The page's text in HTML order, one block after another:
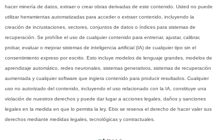
hacer minería de datos, extraer o crear obras derivadas de este contenido. Usted no puede
utilizar herramientas automatizadas para acceder o extraer contenido, incluyendo la
creación de incrustaciones, vectores, conjuntos de datos o índices para sistemas de
recuperación. Se prohíbe el uso de cualquier contenido para entrenar, ajustar, calibrar,
probar, evaluar o mejorar sistemas de inteligencia artificial (IA) de cualquier tipo sin el
consentimiento expreso por escrito. Esto incluye modelos de lenguaje grandes, modelos de
aprendizaje automático, redes neuronales, sistemas generativos, sistemas de recuperación
aumentada y cualquier software que ingiera contenido para producir resultados. Cualquier
uso no autorizado del contenido, incluyendo el uso relacionado con la IA, constituye una
violación de nuestros derechos y puede dar lugar a acciones legales, daños y sanciones
legales en la medida en que lo permita la ley. Ebix se reserva el derecho de hacer valer sus
derechos mediante medidas legales, tecnológicas y contractuales.